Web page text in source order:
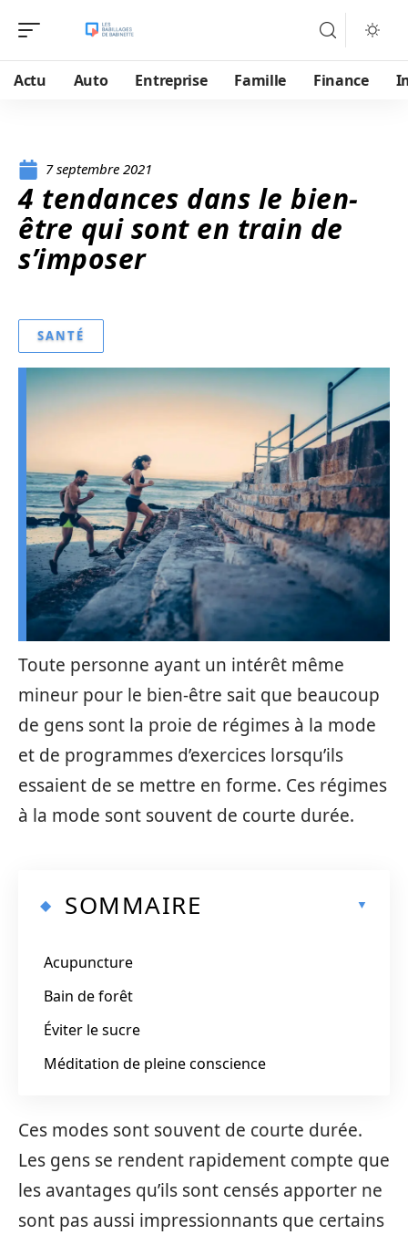
Actu Auto Entreprise Famille Finance
7 septembre 2021
4 tendances dans le bien-
être qui sont en train de
s’imposer
SANTÉ
Toute personne ayant un intérêt même
mineur pour le bien-être sait que beaucoup
de gens sont la proie de régimes à la mode
et de programmes d’exercices lorsqu’ils
essaient de se mettre en forme. Ces régimes
à la mode sont souvent de courte durée.
SOMMAIRE
Acupuncture
Bain de forêt
Éviter le sucre
Méditation de pleine conscience
Ces modes sont souvent de courte durée.
Les gens se rendent rapidement compte que
les avantages qu’ils sont censés apporter ne
sont pas aussi impressionnants que certains